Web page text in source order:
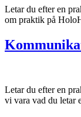
Letar du efter en
om praktik på
Letar du efter en
vi vara vad du letar